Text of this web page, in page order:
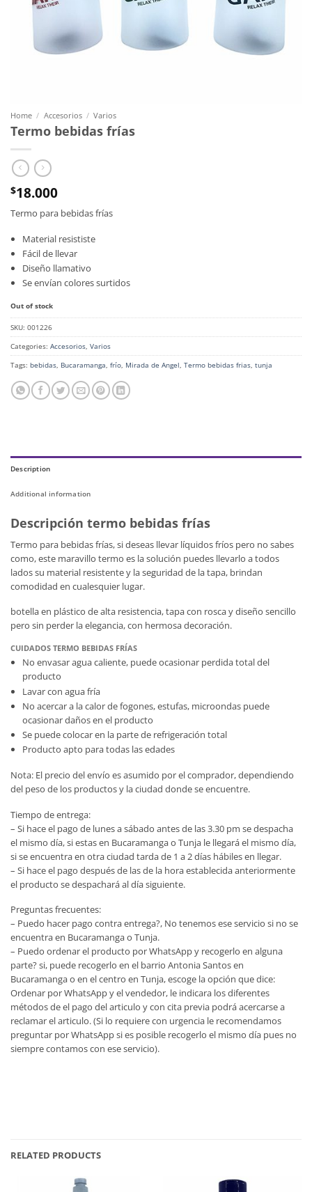
Home / Accesorios / Varios
Termo bebidas frías
$18.000
Termo para bebidas frías
Material resististe
Fácil de llevar
Diseño llamativo
Se envían colores surtidos
Out of stock
SKU: 001226
Categories: Accesorios, Varios
Tags: bebidas, Bucaramanga, frío, Mirada de Angel, Termo bebidas frias, tunja
Description
Additional information
Descripción termo bebidas frías
Termo para bebidas frías, si deseas llevar líquidos fríos pero no sabes
como, este maravillo termo es la solución puedes llevarlo a todos
lados su material resistente y la seguridad de la tapa, brindan
comodidad en cualesquier lugar.
botella en plástico de alta resistencia, tapa con rosca y diseño sencillo
pero sin perder la elegancia, con hermosa decoración.
CUIDADOS TERMO BEBIDAS FRÍAS
No envasar agua caliente, puede ocasionar perdida total del
producto
Lavar con agua fría
No acercar a la calor de fogones, estufas, microondas puede
ocasionar daños en el producto
Se puede colocar en la parte de refrigeración total
Producto apto para todas las edades
Nota: El precio del envío es asumido por el comprador, dependiendo
del peso de los productos y la ciudad donde se encuentre.
Tiempo de entrega:
– Si hace el pago de lunes a sábado antes de las 3.30 pm se despacha
el mismo día, si estas en Bucaramanga o Tunja le llegará el mismo día,
si se encuentra en otra ciudad tarda de 1 a 2 días hábiles en llegar.
– Si hace el pago después de las de la hora establecida anteriormente
el producto se despachará al día siguiente.
Preguntas frecuentes:
– Puedo hacer pago contra entrega?, No tenemos ese servicio si no se
encuentra en Bucaramanga o Tunja.
– Puedo ordenar el producto por WhatsApp y recogerlo en alguna
parte? si, puede recogerlo en el barrio Antonia Santos en
Bucaramanga o en el centro en Tunja, escoge la opción que dice:
Ordenar por WhatsApp y el vendedor, le indicara los diferentes
métodos de el pago del articulo y con cita previa podrá acercarse a
reclamar el articulo. (Si lo requiere con urgencia le recomendamos
preguntar por WhatsApp si es posible recogerlo el mismo día pues no
siempre contamos con ese servicio).
RELATED PRODUCTS